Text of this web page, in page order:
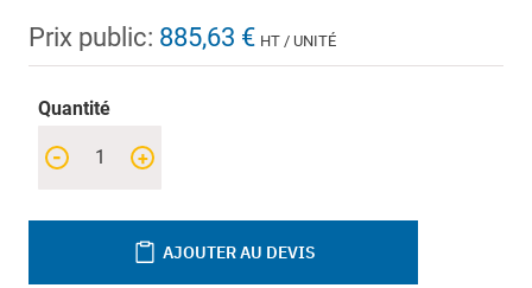
Prix public: 885,63 € HT / UNITÉ
Quantité
+
-
AJOUTER AU DEVIS